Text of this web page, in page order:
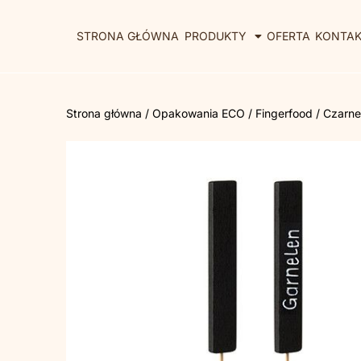
STRONA GŁÓWNA PRODUKTY OFERTA
Strona główna / Opakowania ECO / Fingerfood /